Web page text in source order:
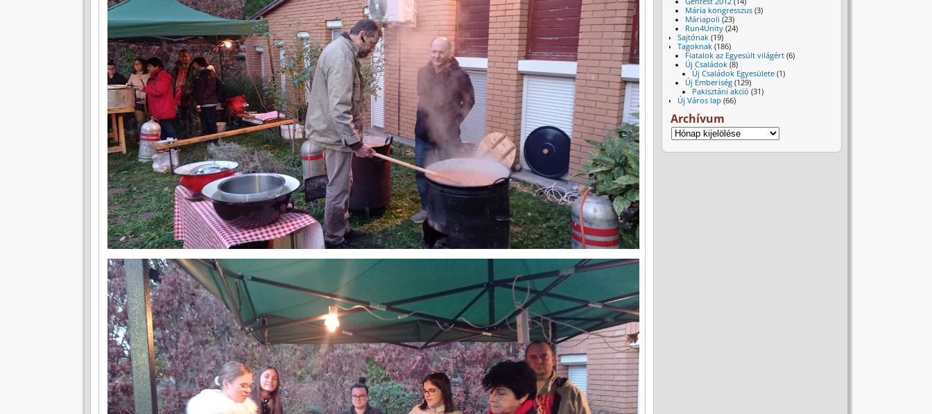
Mária kongresszus(3)
Máriapoli (23)
Run4Unity(24)
Sajtónak (19)
Tagoknak (186)
Fiatalok az Egyesült világért(6)
Új Családok(8)
Új Családok Egyesülete (1)
Új Emberiség(129)
Pakisztáni akció (31)
Új Város lap (66)
Archívum